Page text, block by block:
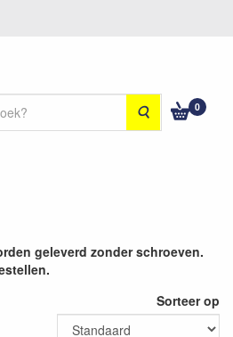
Zoeken 0
geleverd zonder schroeven.
Sorteer op